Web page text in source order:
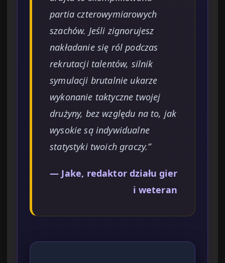
partia czterowymiarowych
szachów. Jeśli zignorujesz
nakładanie się ról podczas
rekrutacji talentów, silnik
symulacji brutalnie ukarze
wykonanie taktyczne twojej
drużyny, bez względu na to, jak
wysokie są indywidualne
statystyki twoich graczy.”
— Jake, redaktor działu gier
i weteran